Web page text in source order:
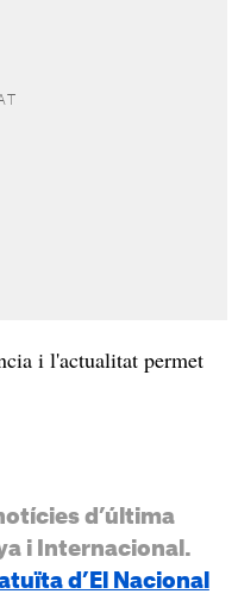
i l'actualitat permet
d’última
i Internacional.
d’El Nacional